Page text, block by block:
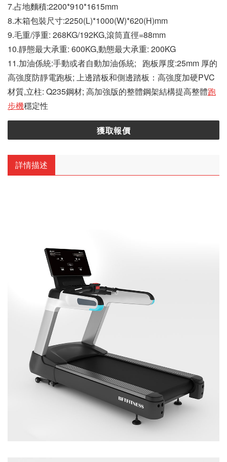
7.占地麵積:2200*910*1615mm
8.木箱包裝尺寸:2250(L)*1000(W)*620(H)mm
9.毛重/淨重: 268KG/192KG,滾筒直徑=88mm
10.靜態最大承重: 600KG,動態最大承重: 200KG
11.加油係統:手動或者自動加油係統; 跑板厚度:25mm 厚的
高強度防靜電跑板; 上邊踏板和側邊踏板：高強度加硬PVC
材質,立柱: Q235鋼材; 高加強版的整體鋼架結構提高整體跑
步機穩定性
獲取報價
詳情描述